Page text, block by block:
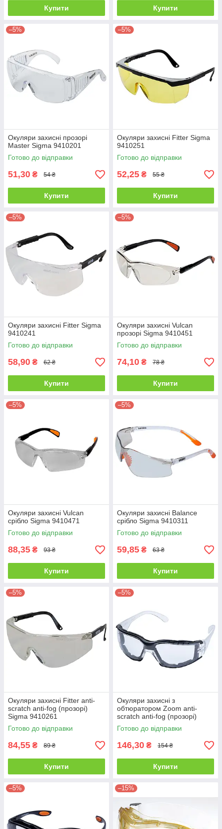
Купити Купити
–5%
Окуляри захисні прозорі
Master Sigma 9410201
Готово до відправки
51,30 ₴ 54 ₴
Купити
–5%
Окуляри захисні Fitter Sigma
9410251
Готово до відправки
52,25 ₴ 55 ₴
Купити
–5%
Окуляри захисні Fitter Sigma
9410241
Готово до відправки
58,90 ₴ 62 ₴
Купити
–5%
Окуляри захисні Vulcan
прозорі Sigma 9410451
Готово до відправки
74,10 ₴ 78 ₴
Купити
–5%
Окуляри захисні Vulcan
срібло Sigma 9410471
Готово до відправки
88,35 ₴ 93 ₴
Купити
–5%
Окуляри захисні Balance
срібло Sigma 9410311
Готово до відправки
59,85 ₴ 63 ₴
Купити
–5%
Окуляри захисні Fitter anti-
scratch anti-fog (прозорі)
Sigma 9410261
Готово до відправки
84,55 ₴ 89 ₴
Купити
–5%
Окуляри захисні з
обтюратором Zoom anti-
scratch anti-fog (прозорі)
Sigma 9410851
Готово до відправки
146,30 ₴ 154 ₴
Купити
–5% –15%